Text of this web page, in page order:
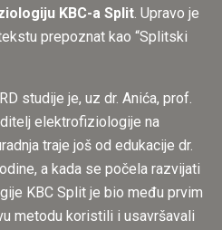
KBC-a Split. Upravo je
prepoznat kao “Splitski
studije je, uz dr. Anića, prof.
elektrofiziologije na
traje još od edukacije dr.
a kada se počela razvijati
KBC Split je bio među prvim
metodu koristili i usavršavali